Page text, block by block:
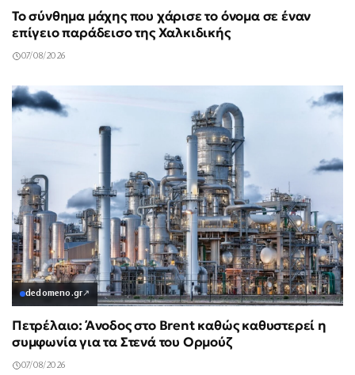
Το σύνθημα μάχης που χάρισε το όνομα σε έναν
επίγειο παράδεισο της Χαλκιδικής
07/08/2026
dedomeno.gr↗
Πετρέλαιο: Άνοδος στο Brent καθώς καθυστερεί η
συμφωνία για τα Στενά του Ορμούζ
07/08/2026